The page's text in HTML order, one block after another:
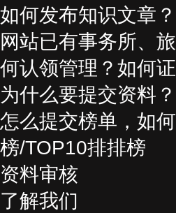
如何发布知识文章
网站已有事务所、
何认领管理？如何
为什么要提交资料
怎么提交榜单，如
榜/TOP10排排榜
资料审核
了解我们